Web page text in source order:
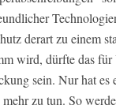
derart zu einem
wird, dürfte das für
sein. Nur hat es
zu tun. So